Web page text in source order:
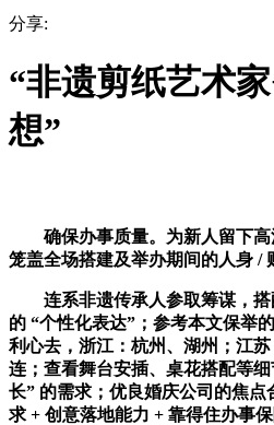
分享:
“非遗剪纸艺术
想”
确保办事质量。为新人留下高
笼盖全场搭建及举办期间的人身 /
连系非遗传承人参取筹谋，搭
的 “个性化表达”；参考本文保举
利心去，浙江：杭州、湖州；江
连；查看舞台安插、桌花搭配等
长” 的需求；优良婚庆公司的焦点
求 + 创意落地能力 + 靠得住办事